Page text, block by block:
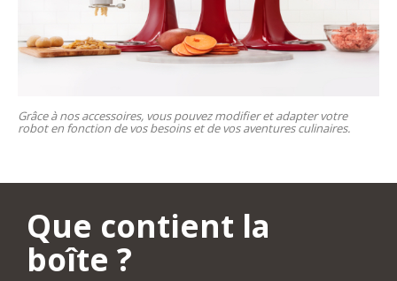
Grâce à nos accessoires, vous pouvez modifier et adapter votre
robot en fonction de vos besoins et de vos aventures culinaires.
Que contient la
boîte ?